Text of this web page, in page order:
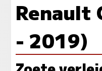
Renault
- 2019)